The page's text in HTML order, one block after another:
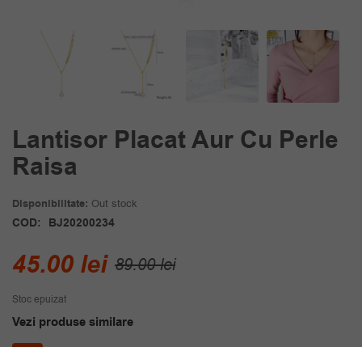
Lantisor Placat Aur Cu Perle
Raisa
Disponibilitate: Out stock
COD: BJ20200234
89.00leiPrețul
45.00 lei
Prețul
Stoc epuizat
Vezi produse similare